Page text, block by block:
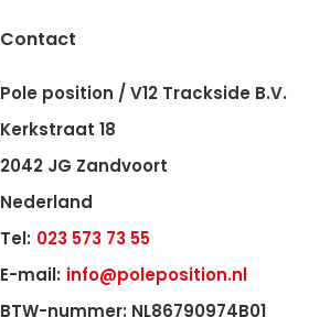
Contact
Pole position / V12 Trackside B.V.
Kerkstraat 18
2042 JG Zandvoort
Nederland
Tel: 023 573 73 55
E-mail: info@poleposition.nl
BTW-nummer: NL86790974B01